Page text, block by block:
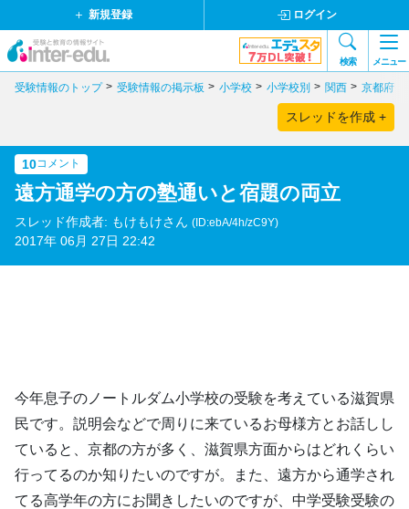
新規登録 ログイン
検索 メニュー
受験情報のトップ 受験情報の掲示板 小学校 小学校別 関西 京都府
スレッドを作成 +
10コメント
遠方通学の方の塾通いと宿題の両立
スレッド作成者: もけもけさん (ID:ebA/4h/zC9Y)
2017年 06月 27日 22:42
今年息子のノートルダム小学校の受験を考えている滋賀県
民です。説明会などで周りに来ているお母様方とお話しし
ていると、京都の方が多く、滋賀県方面からはどれくらい
行ってるのか知りたいのですが。また、遠方から通学され
てる高学年の方にお聞きしたいのですが、中学受験受験の